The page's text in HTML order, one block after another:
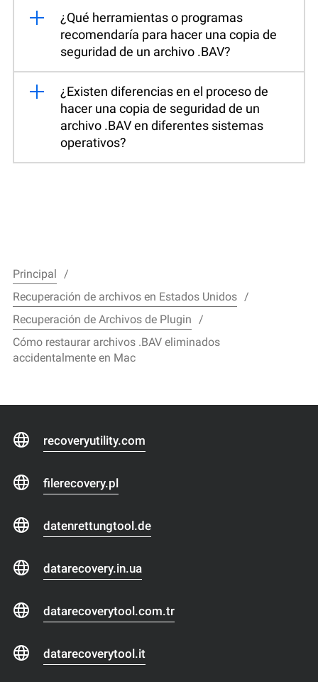
¿Qué herramientas o programas
recomendaría para hacer una copia de
seguridad de un archivo .BAV?
¿Existen diferencias en el proceso de
hacer una copia de seguridad de un
archivo .BAV en diferentes sistemas
operativos?
Principal
Recuperación de archivos en Estados Unidos
Recuperación de Archivos de Plugin
Cómo restaurar archivos .BAV eliminados
accidentalmente en Mac
recoveryutility.com
filerecovery.pl
datenrettungtool.de
datarecovery.in.ua
datarecoverytool.com.tr
datarecoverytool.it